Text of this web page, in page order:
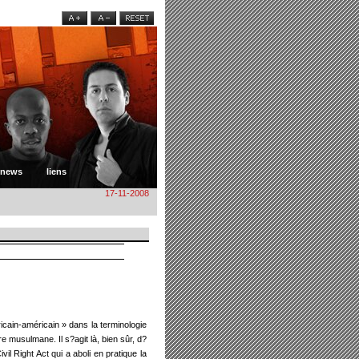
news liens
17-11-2008
américain » dans la terminologie
musulmane. Il s?agit là, bien sûr, d?
Right Act qui a aboli en pratique la